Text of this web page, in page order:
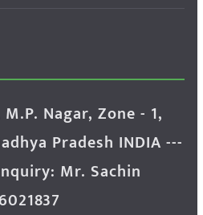
Nagar, Zone - 1,
Pradesh INDIA ---
Mr. Sachin